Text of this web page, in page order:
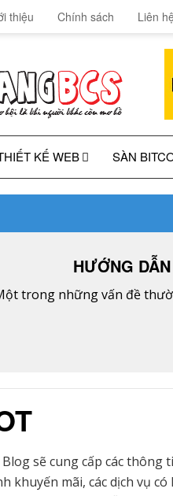
thiệu Chính sách Liên hệ
KẾ WEB SÀN
HƯỚNG
trong những vấn đề
sẽ cung cấp các
khuyến mãi, các dịch vụ